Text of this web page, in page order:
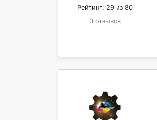
Рейтинг: 29 из 80
0 отзывов